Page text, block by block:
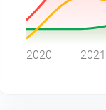
2020 2021